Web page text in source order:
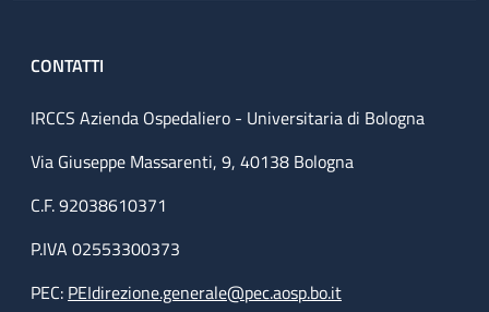
CONTATTI
IRCCS Azienda Ospedaliero - Universitaria di Bologna
Via Giuseppe Massarenti, 9, 40138 Bologna
C.F. 92038610371
P.IVA 02553300373
PEC: PEIdirezione.generale@pec.aosp.bo.it